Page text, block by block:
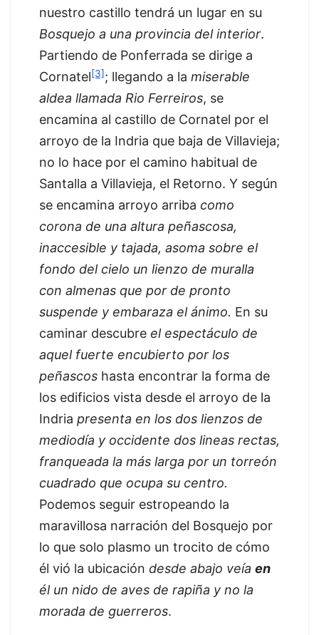
nuestro castillo tendrá un lugar en su
Bosquejo a una provincia del interior.
Partiendo de Ponferrada se dirige a
Cornatel[3]; llegando a la miserable
aldea llamada Rio Ferreiros, se
encamina al castillo de Cornatel por el
arroyo de la Indria que baja de Villavieja;
no lo hace por el camino habitual de
Santalla a Villavieja, el Retorno. Y según
se encamina arroyo arriba como
corona de una altura peñascosa,
inaccesible y tajada, asoma sobre el
fondo del cielo un lienzo de muralla
con almenas que por de pronto
suspende y embaraza el ánimo. En su
caminar descubre el espectáculo de
aquel fuerte encubierto por los
peñascos hasta encontrar la forma de
los edificios vista desde el arroyo de la
Indria presenta en los dos lienzos de
mediodía y occidente dos lineas rectas,
franqueada la más larga por un torreón
cuadrado que ocupa su centro.
Podemos seguir estropeando la
maravillosa narración del Bosquejo por
lo que solo plasmo un trocito de cómo
él vió la ubicación desde abajo veía en
él un nido de aves de rapiña y no la
morada de guerreros.